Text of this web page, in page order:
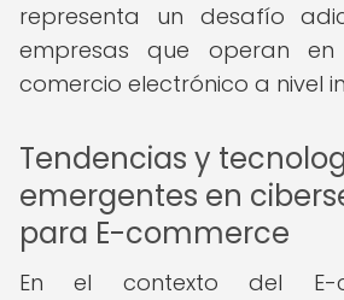
representa un desafío
empresas que operan
comercio electrónico a nivel
Tendencias y
emergentes en
para E-commerce
En el contexto del E-